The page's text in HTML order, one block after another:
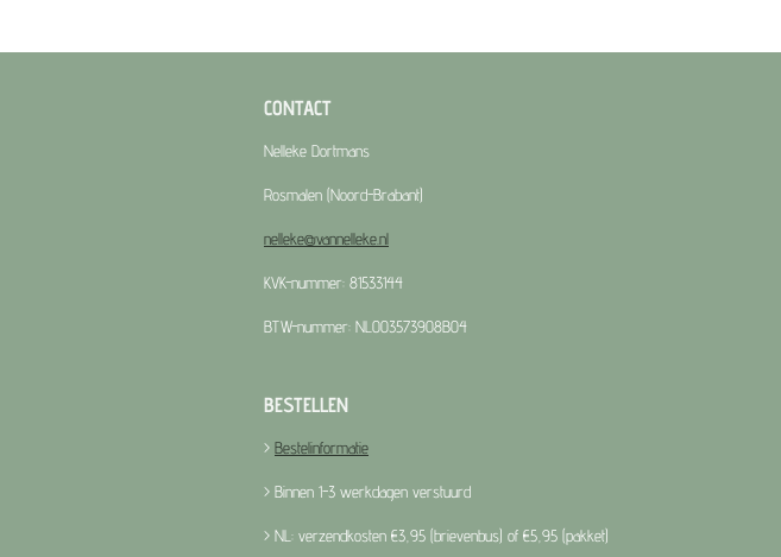
CONTACT
Nelleke Dortmans
Rosmalen (Noord-Brabant)
nelleke@vannelleke.nl
KVK-nummer: 81533144
BTW-nummer: NL003573908B04
BESTELLEN
> Bestelinformatie
> Binnen 1-3 werkdagen verstuurd
> NL: verzendkosten €3,95 (brievenbus) of €5,95 (pakket)